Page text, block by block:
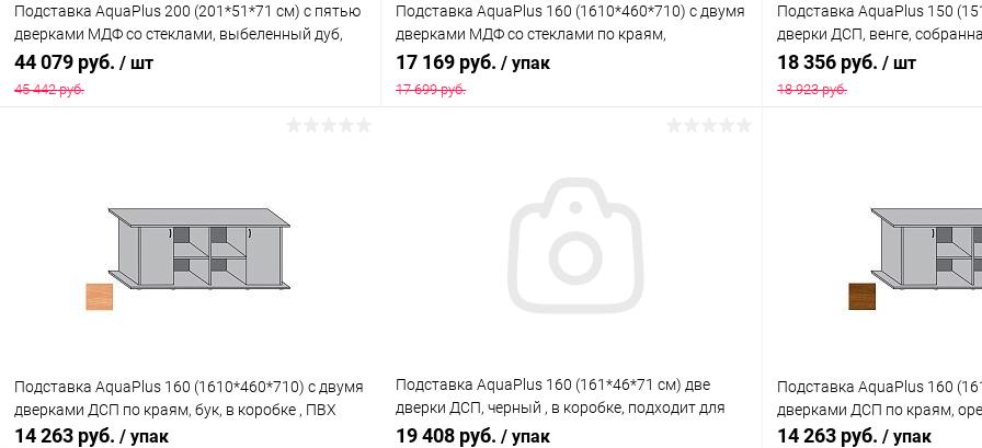
Подставка AquaPlus 200 (201*51*71 см) с пятью
дверками МДФ со стеклами, выбеленный дуб,
собранная, подходит для модели аквариума LUX
44 079 руб. / шт
45 442 руб.
Купить в 1 клик Сравнение
Под заказ
Подставка AquaPlus 160 (1610*460*710) с двумя
дверками МДФ со стеклами по краям,
итальянский орех, в коробке , ПВХ
17 169 руб. / упак
17 699 руб.
Подставка AquaPlus 150
дверки ДСП, венге,
модели аквариума LUX П450
18 356 руб. / шт
18 923 руб.
Купить в 1 клик
Подставка AquaPlus 160 (1610*460*710) с двумя
дверками ДСП по краям, бук, в коробке , ПВХ
14 263 руб. / упак
Подставка AquaPlus 160 (161*46*71 см) две
дверки ДСП, черный , в коробке, подходит для
модели аквариума LUX П540
19 408 руб. / упак
Подставка AquaPlus 160
дверками ДСП по краям,
14 263 руб. / упак